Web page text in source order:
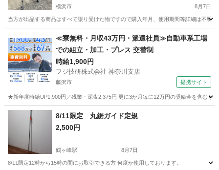
横浜市 8月7日
当方が出品する商品はすべて譲り受けた物ですので購入年月、使用期間等詳細は不明
その他 個人
≪寮無料・月収43万円・派遣社員≫自動車系工場
での組立・加工・プレス 交替制
時給1,900円
フジ技研株式会社 神奈川支店
藤沢市 提携サイト
★新年度時給UP1,900円／残業・深夜2,375円 更に3か月毎に12万円の奨励金を含む
神奈川 藤沢市 その他
8/11限定 丸鋸ガイド定規
2,500円
鶴ヶ峰駅 8月7日
8/11限定12時から15時の間にお取引できる方 何度か使用しております。